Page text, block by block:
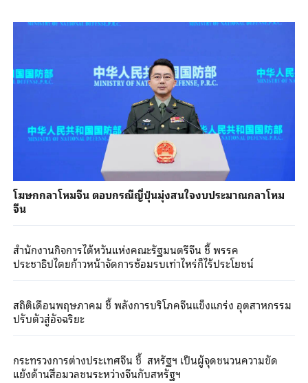
โฆษกกลาโหมจีน ตอบกรณีญี่ปุ่นมุ่งสนใจงบประมาณกลาโหม
จีน
สำนักงานกิจการไต้หวันแห่งคณะรัฐมนตรีจีน ชี้ พรรค
ประชาธิปไตยก้าวหน้าจัดการซ้อมรบเท่าไหร่ก็ไร้ประโยชน์
สถิติเดือนพฤษภาคม ชี้ พลังการบริโภคจีนแข็งแกร่ง อุตสาหกรรม
ปรับตัวสู่อัจฉริยะ
กระทรวงการต่างประเทศจีน ชี้ สหรัฐฯ เป็นผู้จุดชนวนความขัด
แย้งด้านสื่อมวลชนระหว่างจีนกับสหรัฐฯ